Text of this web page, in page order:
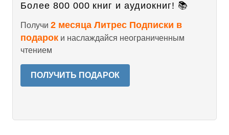
Более 800 000 книг и аудиокниг! 📚
Получи 2 месяца Литрес Подписки в
подарок и наслаждайся неограниченным
чтением
ПОЛУЧИТЬ ПОДАРОК